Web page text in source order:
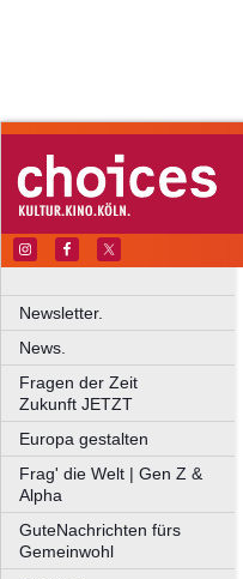
Newsletter.
News.
Fragen der Zeit
Zukunft JETZT
Europa gestalten
Frag' die Welt | Gen Z &
Alpha
GuteNachrichten fürs
Gemeinwohl